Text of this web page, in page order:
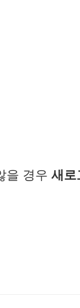
을 경우 새로